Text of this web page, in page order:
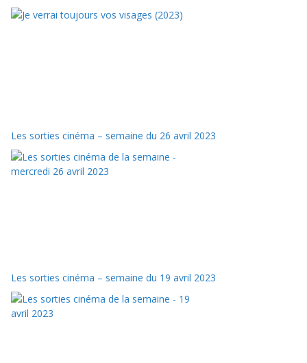
Les sorties cinéma – semaine du 26 avril 2023
Les sorties cinéma – semaine du 19 avril 2023